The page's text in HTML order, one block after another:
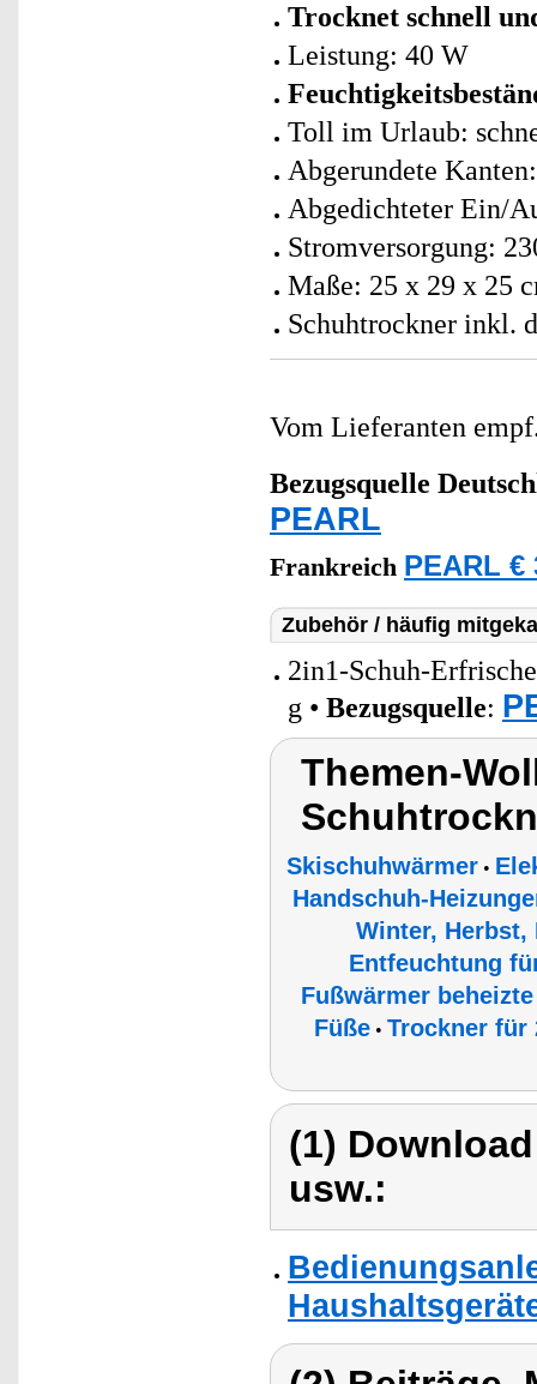
Trocknet schnell
Leistung: 40 W
Toll im Urlaub:
Abgerundete
Abgedichteter Ein/
Stromversorgung:
Maße: 25 x 29 x 25
Schuhtrockner inkl.
Vom Lieferanten
Bezugsquelle
PEARL
Frankreich PEARL €
Zubehör / häufig
2in1-Schuh-
g • Bezugsquelle:
Themen-
Skischuhwärmer•
Handschuh-
Winter, Herbst,
Entfeuchtung
Fußwärmer
Füße • Trockner für
(1)
usw.: